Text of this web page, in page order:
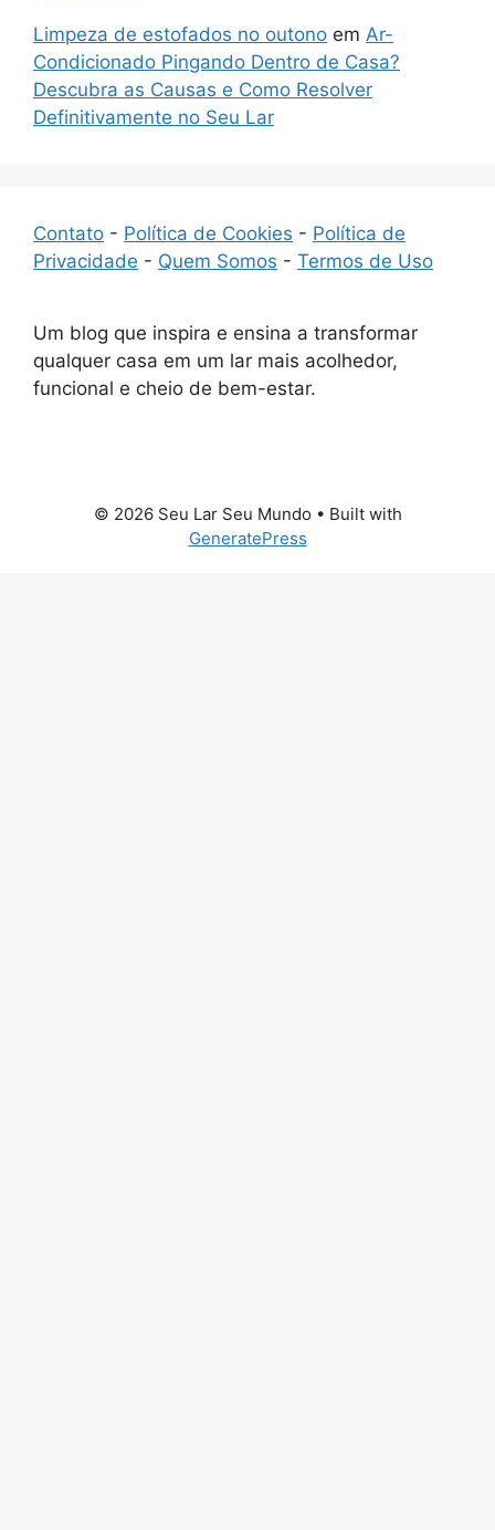
Limpeza de estofados no outono em Ar-
Condicionado Pingando Dentro de Casa?
Descubra as Causas e Como Resolver
Definitivamente no Seu Lar
Contato - Política de Cookies - Política de
Privacidade - Quem Somos - Termos de Uso
Um blog que inspira e ensina a transformar
qualquer casa em um lar mais acolhedor,
funcional e cheio de bem-estar.
© 2026 Seu Lar Seu Mundo • Built with
GeneratePress